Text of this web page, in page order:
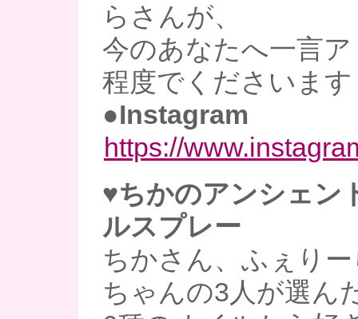
らさんが、
今のあなたへ一言
程度でくださいます
●Instagram
https://
♥ちかのアンシェン
ルスプレー
ちかさん、ふぇり
ちゃんの3人が選ん